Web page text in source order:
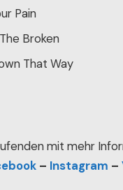
Pain
Broken
That Way
mit mehr
– Instagram –